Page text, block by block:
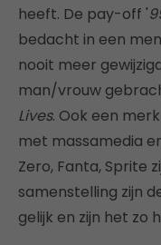
heeft. De pay-off '
bedacht in een
nooit meer
man/vrouw
Lives. Ook een
met massamedia
Zero, Fanta, Sprite
samenstelling zijn
gelijk en zijn het zo